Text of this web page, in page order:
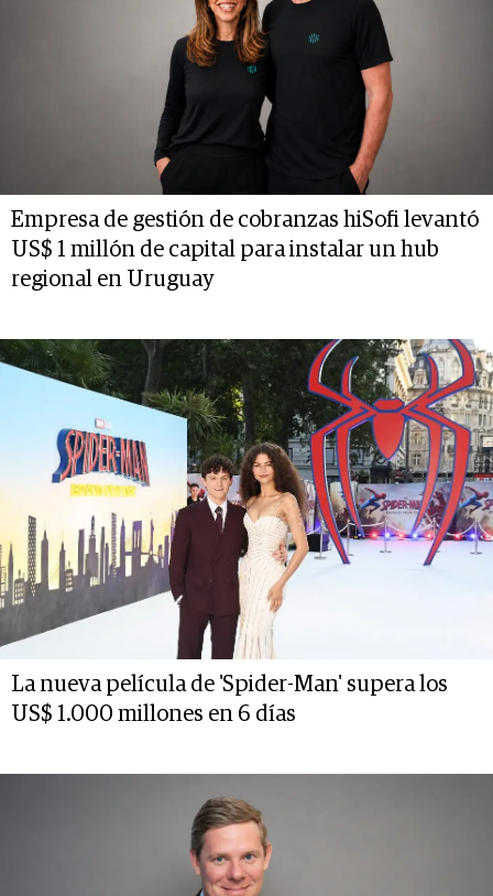
Empresa de gestión de cobranzas hiSofi levantó
US$ 1 millón de capital para instalar un hub
regional en Uruguay
La nueva película de 'Spider-Man' supera los
US$ 1.000 millones en 6 días